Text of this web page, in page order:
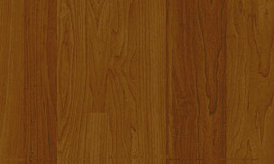
erfreuten sich nach der Pause
Mit Spannung blicken wir auf
Vielen Dank für euren Besuch